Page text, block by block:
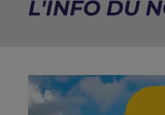
L'INFO DU